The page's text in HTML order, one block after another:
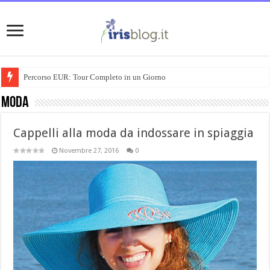
Percorso EUR: Tour Completo in un Giorno
Moda
Cappelli alla moda da indossare in spiaggia
Novembre 27, 2016 0